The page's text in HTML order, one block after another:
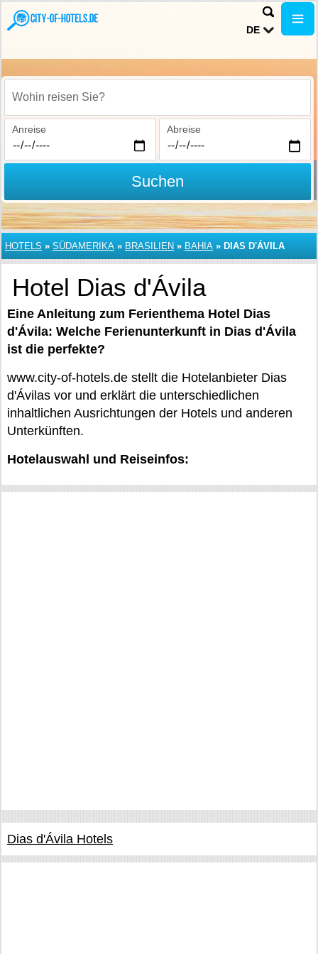
DE
Wohin reisen Sie?
Anreise Abreise
Suchen
HOTELS » SÜDAMERIKA » BRASILIEN » BAHIA » DIAS D'ÁVILA
Hotel Dias d'Ávila
Eine Anleitung zum Ferienthema Hotel Dias
d'Ávila: Welche Ferienunterkunft in Dias d'Ávila
ist die perfekte?
www.city-of-hotels.de stellt die Hotelanbieter Dias
d'Ávilas vor und erklärt die unterschiedlichen
inhaltlichen Ausrichtungen der Hotels und anderen
Unterkünften.
Hotelauswahl und Reiseinfos:
Dias d'Ávila Hotels